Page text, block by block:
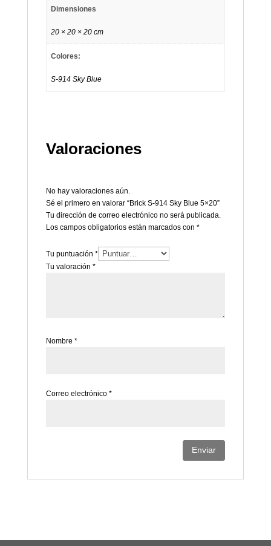
Dimensiones
20 × 20 × 20 cm
Colores:
S-914 Sky Blue
Valoraciones
No hay valoraciones aún.
Sé el primero en valorar “Brick S-914 Sky Blue 5×20”
Tu dirección de correo electrónico no será publicada.
Los campos obligatorios están marcados con *
Tu puntuación *
Tu valoración *
Nombre *
Correo electrónico *